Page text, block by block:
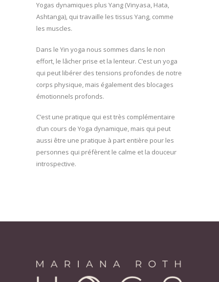
Yogas dynamiques plus Yang (Vinyasa, Hata,
Ashtanga), qui travaille les tissus Yang, comme
les muscles.
Dans le Yin yoga nous sommes dans le non
effort, le lâcher prise et la lenteur. C’est un yoga
qui peut libérer des tensions profondes de notre
corps physique, mais également des blocages
émotionnels profonds.
C’est une pratique qui est très complémentaire
d’un cours de Yoga dynamique, mais qui peut
aussi être une pratique à part entière pour les
personnes qui préfèrent le calme et la douceur
introspective.